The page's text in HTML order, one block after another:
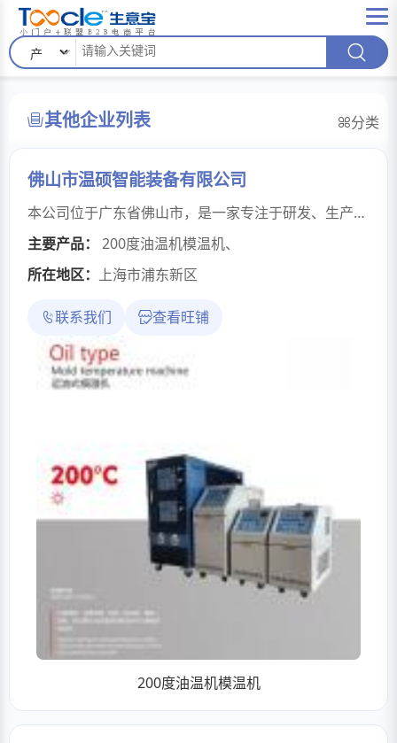
其他企业列表 分类
佛山市温硕智能装备有限公司
本公司位于广东省佛山市，是一家专注于研发、生产、销售大型工业温度控制系统为主的专业的现代化企业。我们秉承欧洲技术，倡导人性化、科技化的理念，以高起点、高标准做指引，立足中国，面向全球，并一直和欧美、日本等国际的专业模温机、冷水机制造商保持着良好的战略合作伙伴关系。在合作过程中我们学习了国际高标准的研发设计、生产技术和品质要求，并不断的对自身进行创新、改进，公司核心团队拥有十多年行业经验，同时也取得了业内和客户的高度评价与认可。在产品制造过程中，我们严格按照ISO9001国际质量体系认证标准，以强大专业的研发团队、国际先进的生产技术、整合优化的人力资源、全面贴心的售后服务，打造一流的工业温度控制设备，并以进口积极的品质，国产机的价格，为客户创造更大的价值。
主要产品：
200度油温机模温机、
所在地区： 上海市浦东新区
联系我们 查看旺铺
200度油温机模温机